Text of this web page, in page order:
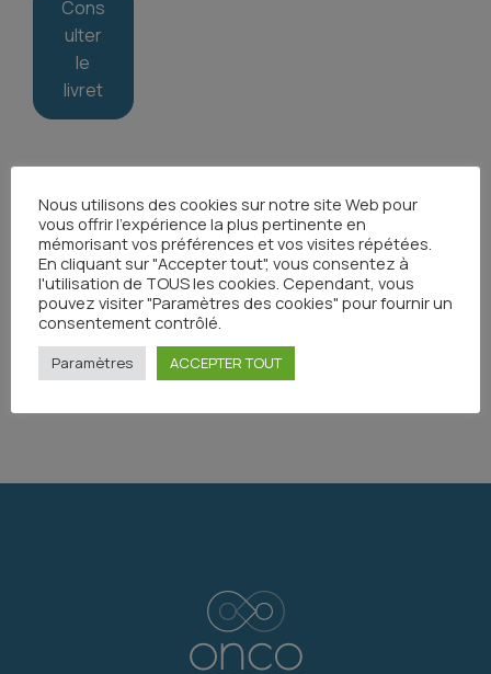
Cons
ulter
le
livret
Toutes les actualités
Nous utilisons des cookies sur notre site Web pour
vous offrir l'expérience la plus pertinente en
mémorisant vos préférences et vos visites répétées.
En cliquant sur "Accepter tout", vous consentez à
l'utilisation de TOUS les cookies. Cependant, vous
pouvez visiter "Paramètres des cookies" pour fournir un
consentement contrôlé.
Paramètres ACCEPTER TOUT